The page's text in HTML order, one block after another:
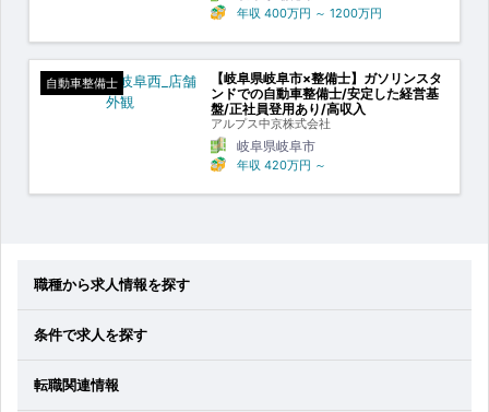
年収 400万円 ～ 1200万円
自動車整備士
【岐阜県岐阜市×整備士】ガソリンスタ
ンドでの自動車整備士/安定した経営基
盤/正社員登用あり/高収入
アルプス中京株式会社
岐阜県岐阜市
年収 420万円 ～
職種から求人情報を探す
条件で求人を探す
転職関連情報